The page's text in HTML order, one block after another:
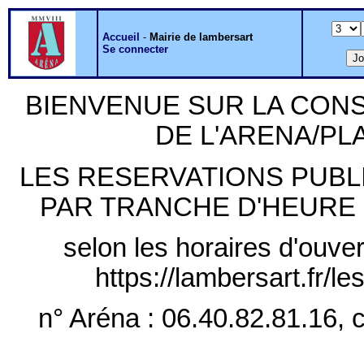
Accueil - Mairie de lambersart
Se connecter
BIENVENUE SUR LA
DE L'ARENA/
LES RESERVATIONS
PAR TRANCHE
selon les horaires
https://lambersart.fr/
n° Aréna : 06.40.82.81.16,